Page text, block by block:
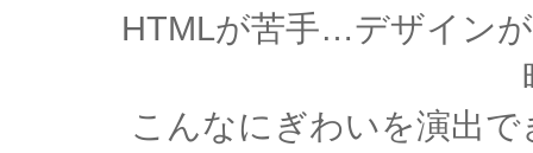
HTMLが苦手…デザイン
こんなにぎわいを演出